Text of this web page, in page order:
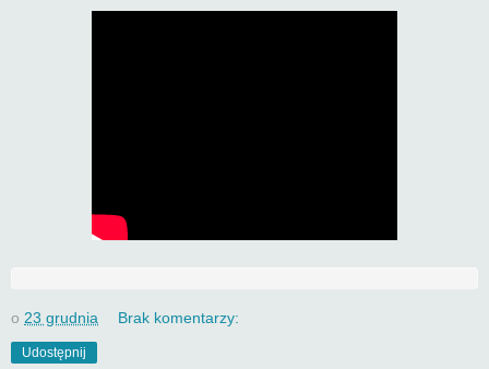
o 23 grudnia Brak komentarzy:
Udostępnij